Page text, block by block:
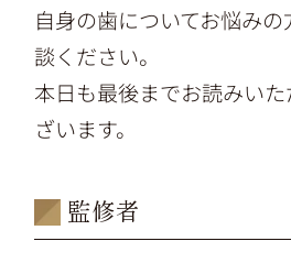
自身の歯についてお悩み
談ください。
本日も最後までお読みい
ざいます。
監修者